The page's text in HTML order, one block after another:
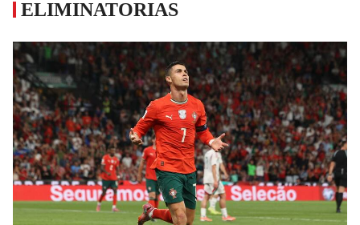
ELIMINATORIAS